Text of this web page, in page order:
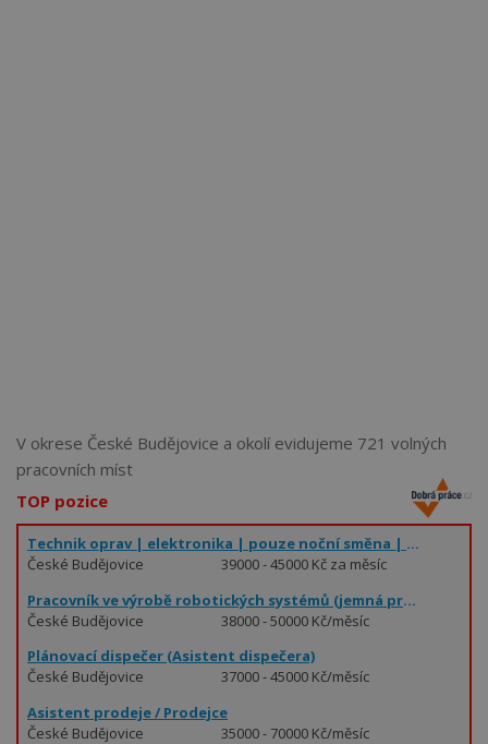
V okrese České Budějovice a okolí evidujeme 721 volných
pracovních míst
TOP pozice
Technik oprav | elektronika | pouze noční směna | také pro absolventy
České Budějovice
39000 - 45000 Kč za měsíc
Pracovník ve výrobě robotických systémů (jemná práce zábavou)
České Budějovice
38000 - 50000 Kč/měsíc
Plánovací dispečer (Asistent dispečera)
České Budějovice
37000 - 45000 Kč/měsíc
Asistent prodeje / Prodejce
České Budějovice
35000 - 70000 Kč/měsíc